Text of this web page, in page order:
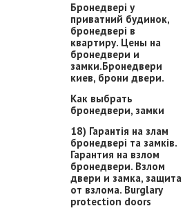
Бронедвері у
приватний будинок,
бронедвері в
квартиру. Цены на
бронедвери и
замки.Бронедвери
киев, брони двери.
Как выбрать
бронедвери, замки
18) Гарантія на злам
бронедвері та замків.
Гарантия на взлом
бронедвери. Взлом
двери и замка, защита
от взлома. Burglary
protection doors